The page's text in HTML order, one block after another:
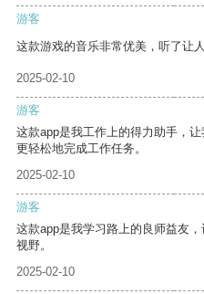
游客
这款游戏的音乐非常优美，听了让人
2025-02-10
游客
这款app是我工作上的得力助手，
更轻松地完成工作任务。
2025-02-10
游客
这款app是我学习路上的良师益友
视野。
2025-02-10